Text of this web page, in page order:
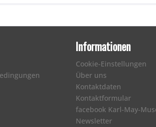
Informationen
Cookie-Einstellungen
Über uns
Kontaktdaten
Kontaktformular
facebook Karl-May-
Newsletter